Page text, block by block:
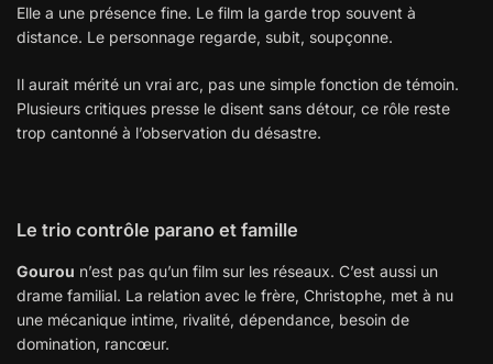
Elle a une présence fine. Le film la garde trop souvent à
distance. Le personnage regarde, subit, soupçonne.
Il aurait mérité un vrai arc, pas une simple fonction de témoin.
Plusieurs critiques presse le disent sans détour, ce rôle reste
trop cantonné à l’observation du désastre.
Le trio contrôle parano et famille
Gourou n’est pas qu’un film sur les réseaux. C’est aussi un
drame familial. La relation avec le frère, Christophe, met à nu
une mécanique intime, rivalité, dépendance, besoin de
domination, rancœur.